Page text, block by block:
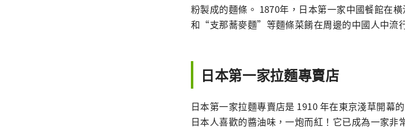
粉製成的麵條。 1870年，日本第一家中國餐館在
和“支那蕎麥麵”等麵條菜餚在周邊的中國人中流
日本第一家拉麵專賣店
日本第一家拉麵專賣店是 1910 年在東京淺草開幕
日本人喜歡的醬油味，一炮而紅！它已成為一家